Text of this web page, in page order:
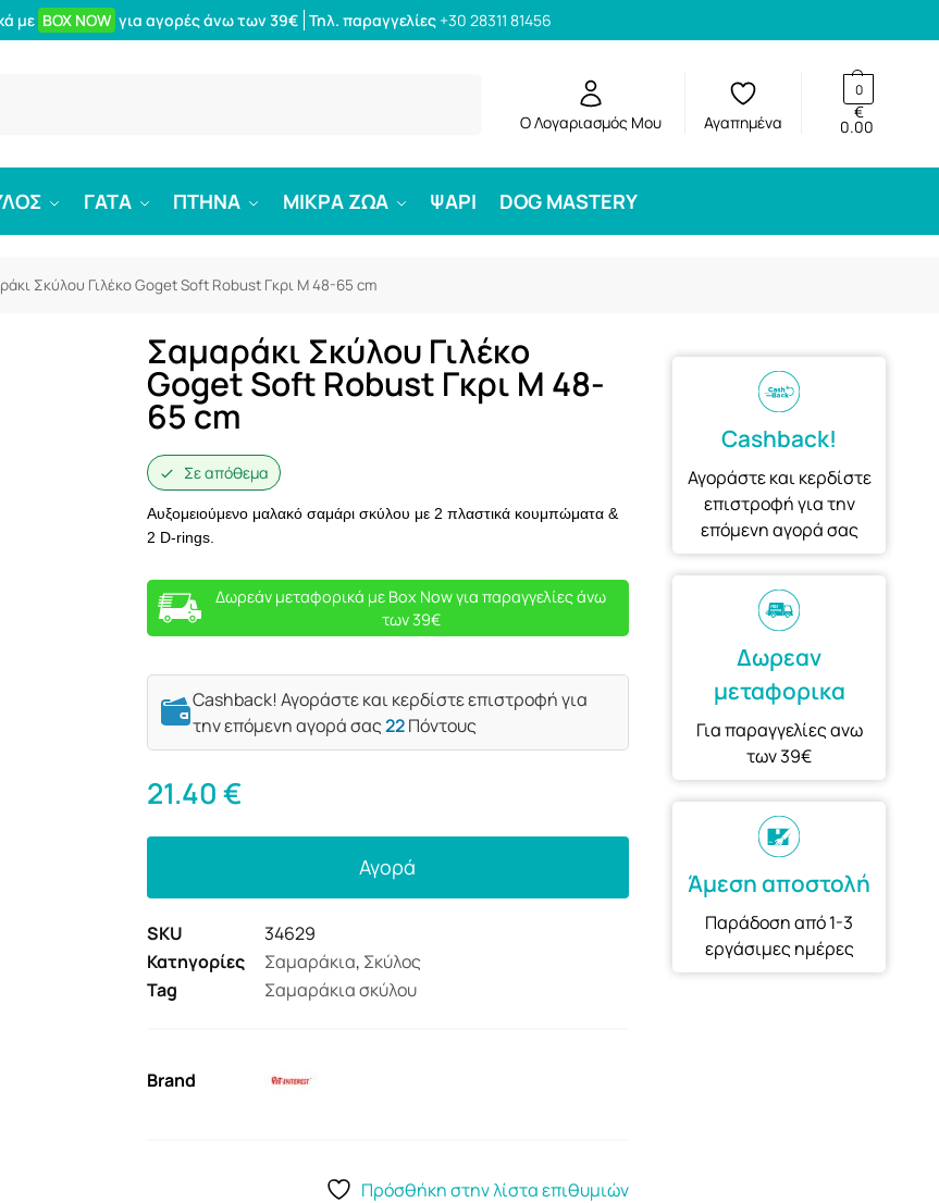
με BOX NOW για αγορές άνω των 39€ Τηλ. παραγγελίες +30 28311 81456
Ο Λογαριασμός Μου Αγαπημένα 0.00
€
0
ΓΑΤΑ ΠΤΗΝΑ ΜΙΚΡΑ ΖΩΑ ΨΑΡΙ DOG MASTERY
Σκύλου Γιλέκο Goget Soft Robust Γκρι M 48-65 cm
Σαμαράκι Σκύλου Γιλέκο
Goget Soft Robust Γκρι M 48-
65 cm
Σε απόθεμα
Αυξομειούμενο μαλακό σαμάρι σκύλου με 2 πλαστικά κουμπώματα &
2 D-rings.
Δωρεάν μεταφορικά με Box Now για παραγγελίες άνω
των 39€
Cashback! Αγοράστε και κερδίστε επιστροφή για
την επόμενη αγορά σας22Πόντους
21.40€
Αγορά
SKU
34629
Κατηγορίες
Σαμαράκια, Σκύλος
Tag
Σαμαράκια σκύλου
Brand
Πρόσθήκη στην λίστα επιθυμιών
Cashback!
Αγοράστε και κερδίστε
επιστροφή για την
επόμενη αγορά σας
Δωρεαν
μεταφορικα
Για παραγγελίες ανω
των 39€
Άμεση αποστολή
Παράδοση από 1-3
εργάσιμες ημέρες